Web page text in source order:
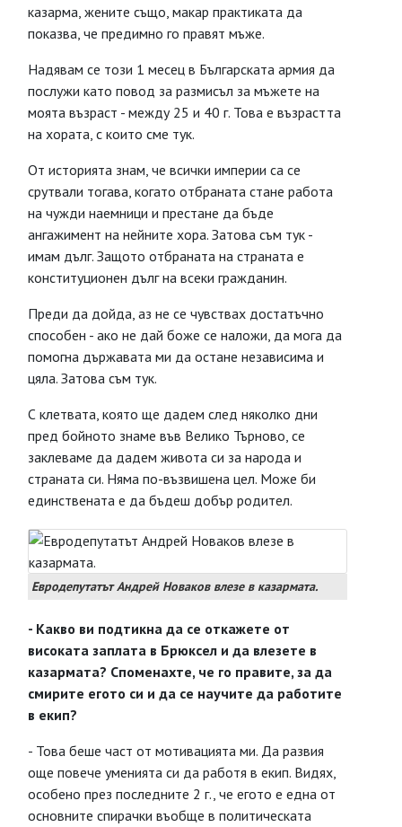
казарма, жените също, макар практиката да
показва, че предимно го правят мъже.
Надявам се този 1 месец в Българската армия да
послужи като повод за размисъл за мъжете на
моята възраст - между 25 и 40 г. Това е възрастта
на хората, с които сме тук.
От историята знам, че всички империи са се
срутвали тогава, когато отбраната стане работа
на чужди наемници и престане да бъде
ангажимент на нейните хора. Затова съм тук -
имам дълг. Защото отбраната на страната е
конституционен дълг на всеки гражданин.
Преди да дойда, аз не се чувствах достатъчно
способен - ако не дай боже се наложи, да мога да
помогна държавата ми да остане независима и
цяла. Затова съм тук.
С клетвата, която ще дадем след няколко дни
пред бойното знаме във Велико Търново, се
заклеваме да дадем живота си за народа и
страната си. Няма по-възвишена цел. Може би
единствената е да бъдеш добър родител.
Евродепутатът Андрей Новаков влезе в казармата.
- Какво ви подтикна да се откажете от
високата заплата в Брюксел и да влезете в
казармата? Споменахте, че го правите, за да
смирите егото си и да се научите да работите
в екип?
- Това беше част от мотивацията ми. Да развия
още повече уменията си да работя в екип. Видях,
особено през последните 2 г., че егото е една от
основните спирачки въобще в политическата